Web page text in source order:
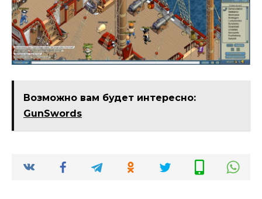
Возможно вам будет интересно:
GunSwords